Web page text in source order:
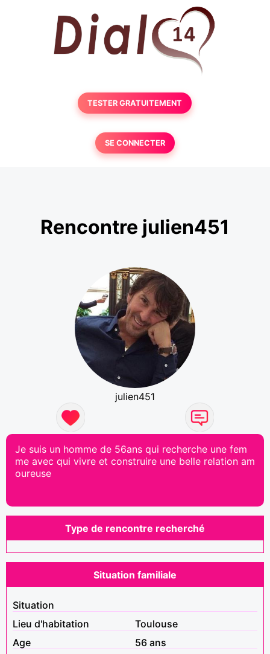
TESTER GRATUITEMENT
SE CONNECTER
Rencontre julien451
julien451
Je suis un homme de 56ans qui recherche une fem
me avec qui vivre et construire une belle relation am
oureuse
Type de rencontre recherché
Situation familiale
Situation
Lieu d'habitation
Toulouse
Age
56 ans